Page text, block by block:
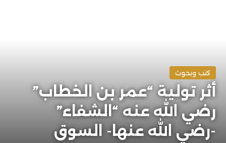
كتب وبحوث
أثر تولية “عمر بن الخطاب”
رضي الله عنه “الشفاء”
-رضي الله عنها- السوق